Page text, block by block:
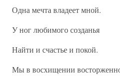
Одна мечта владеет мной.
У ног любимого созданья
Найти и счастье и покой.
Мы в восхищении